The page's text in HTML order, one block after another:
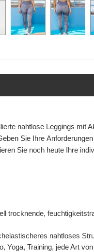
nahtlose Leggings mit
Sie Ihre
Sie noch heute Ihre
trocknende,
nahtloses
Yoga, Training, jede Art